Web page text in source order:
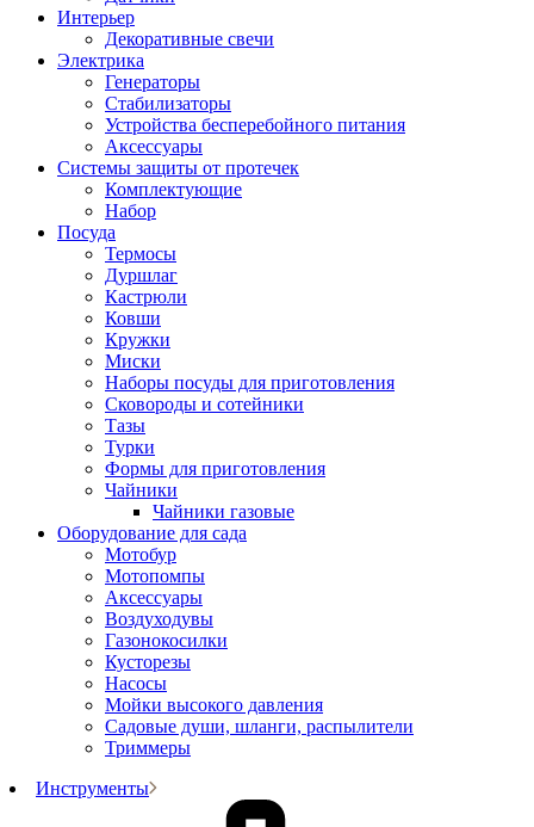
Интерьер
Декоративные свечи
Электрика
Генераторы
Стабилизаторы
Устройства бесперебойного питания
Аксессуары
Системы защиты от протечек
Комплектующие
Набор
Посуда
Термосы
Дуршлаг
Кастрюли
Ковши
Кружки
Миски
Наборы посуды для приготовления
Сковороды и сотейники
Тазы
Турки
Формы для приготовления
Чайники
Чайники газовые
Оборудование для сада
Мотобур
Мотопомпы
Аксессуары
Воздуходувы
Газонокосилки
Кусторезы
Насосы
Мойки высокого давления
Садовые души, шланги, распылители
Триммеры
Инструменты